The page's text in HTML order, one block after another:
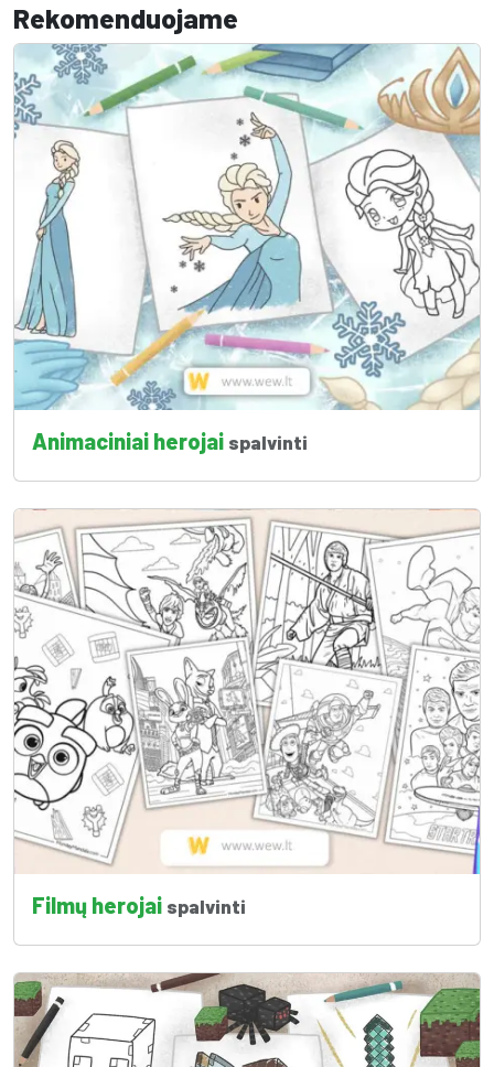
Rekomenduojame
Animaciniai herojai spalvinti
Filmų herojai spalvinti